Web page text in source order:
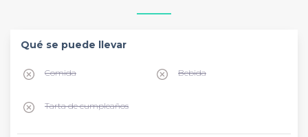
Qué se puede llevar
Comida Bebida
Tarta de cumpleaños